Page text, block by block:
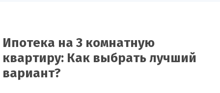
Ипотека на 3 комнатную
квартиру: Как выбрать лучший
вариант?